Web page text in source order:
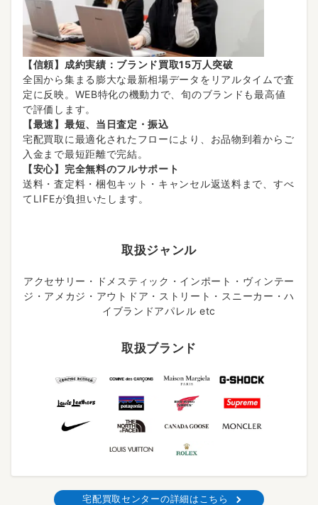
【信頼】成約実績：ブランド買取15万人突破
全国から集まる膨大な最新相場データをリアルタイムで査
定に反映。WEB特化の機動力で、旬のブランドも最高値
で評価します。
【最速】最短、当日査定・振込
宅配買取に最適化されたフローにより、お品物到着からご
入金まで最短距離で完結。
【安心】完全無料のフルサポート
送料・査定料・梱包キット・キャンセル返送料まで、すべ
てLIFEが負担いたします。
取扱ジャンル
アクセサリー・ドメスティック・インポート・ヴィンテー
ジ・アメカジ・アウトドア・ストリート・スニーカー・ハ
イブランドアパレル etc
取扱ブランド
宅配買取センターの詳細はこちら